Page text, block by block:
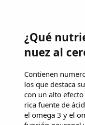
¿Qué
nuez al
Contienen
los que destaca
con un alto
rica fuente de
el omega 3 y el